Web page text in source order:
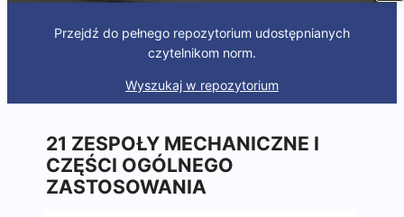
Przejdź do pełnego repozytorium udostępnianych
czytelnikom norm.
Wyszukaj w repozytorium
21 ZESPOŁY MECHANICZNE I
CZĘŚCI OGÓLNEGO
ZASTOSOWANIA